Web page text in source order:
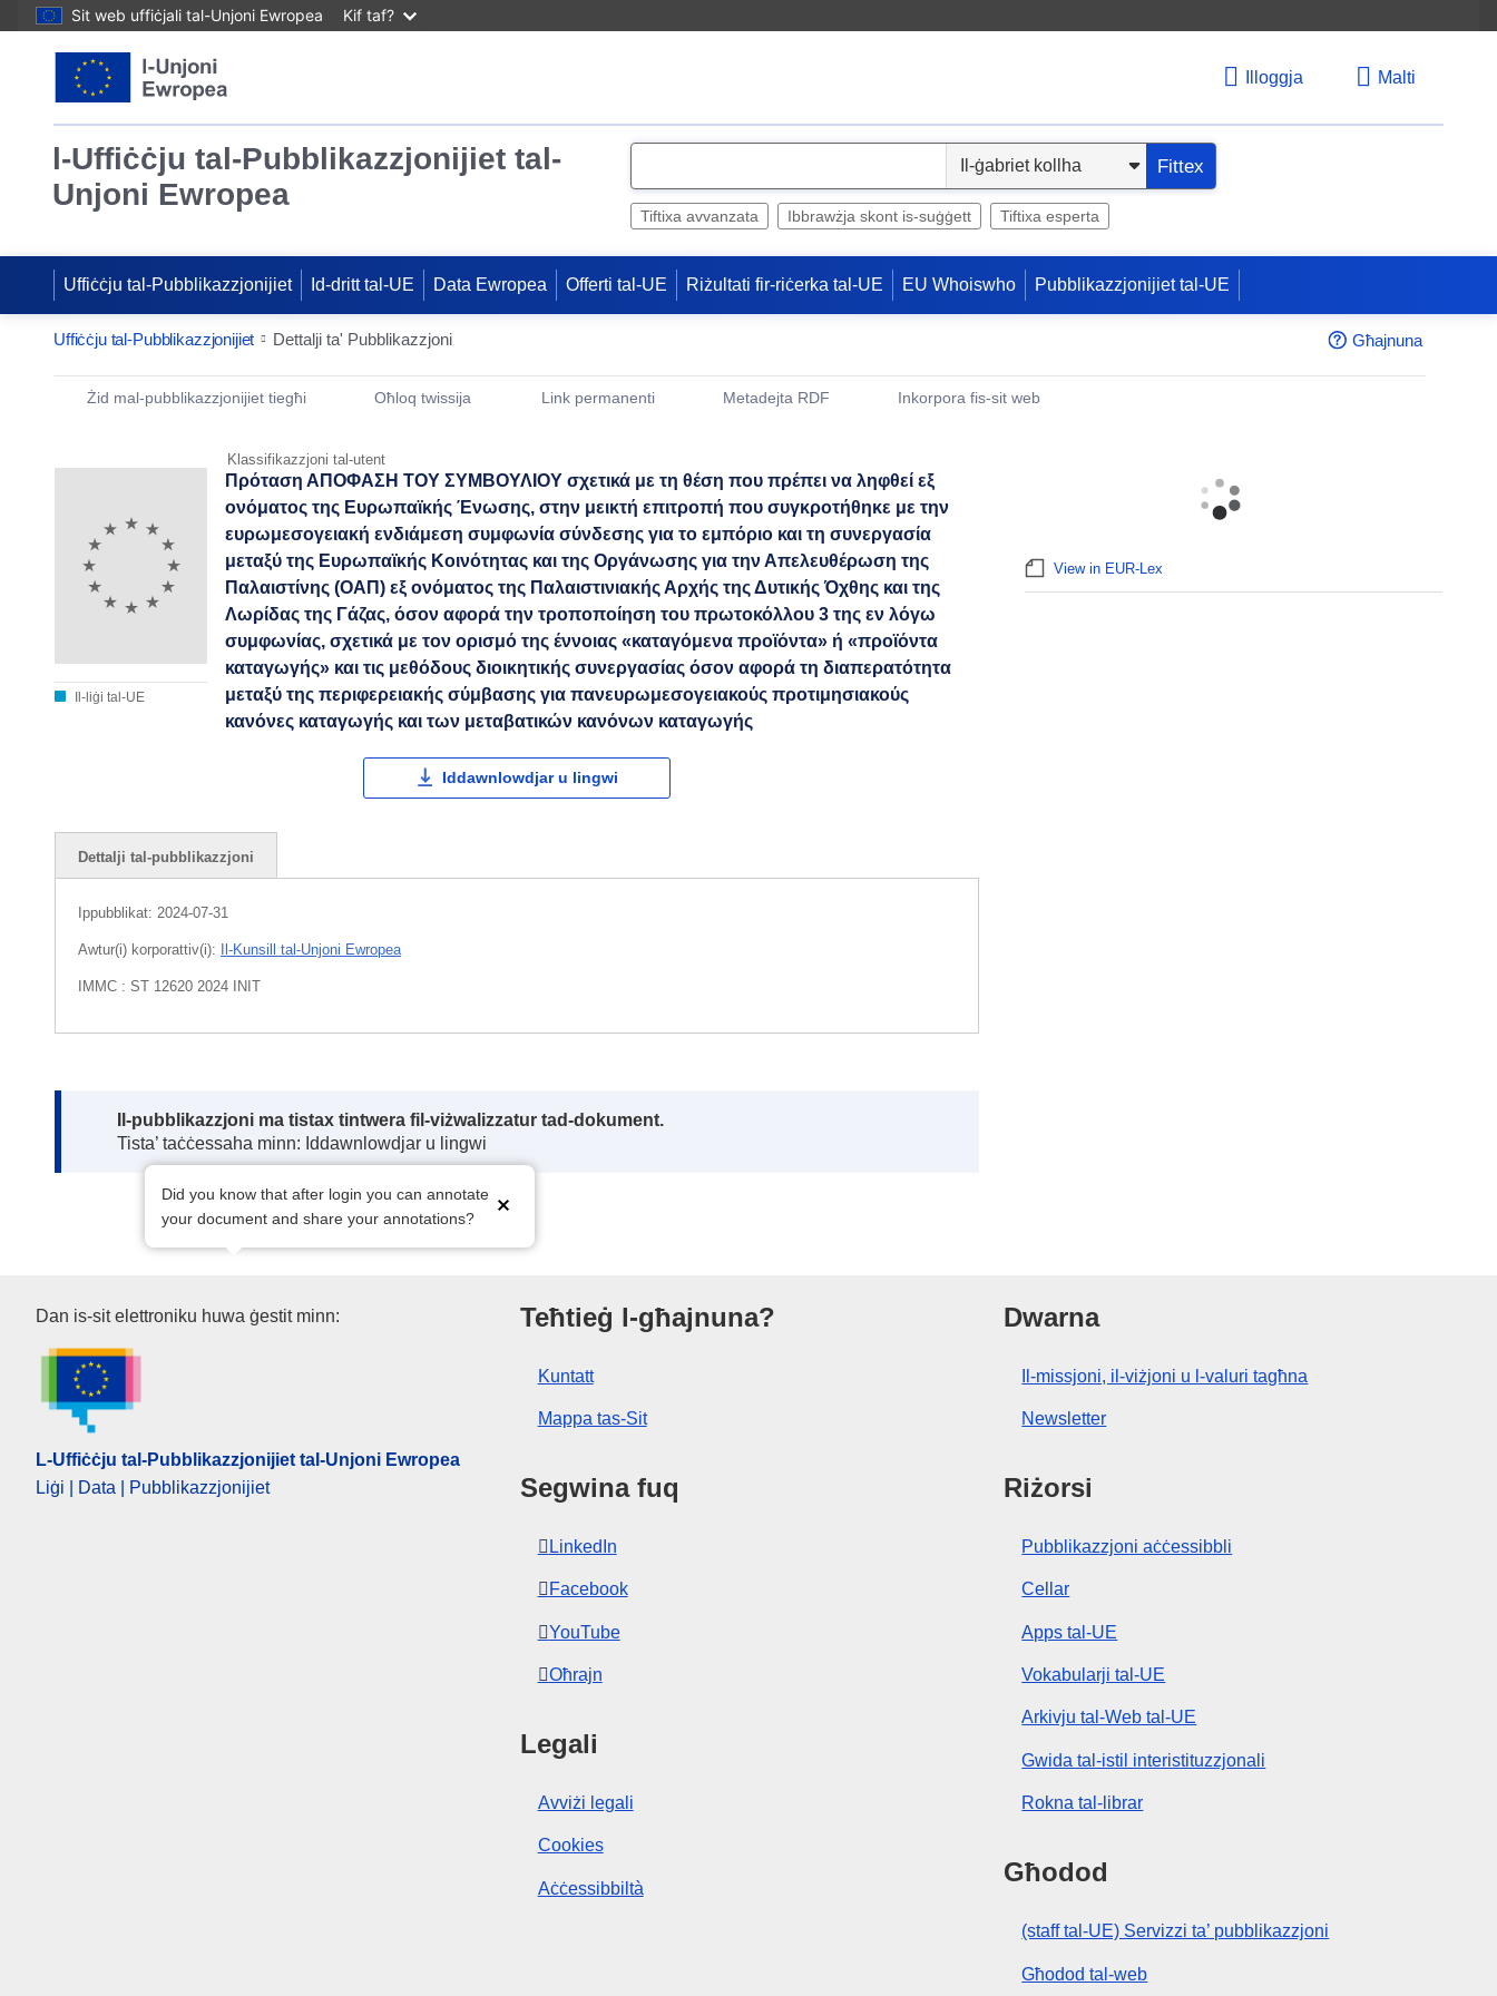
Sit web uffiċjali tal-Unjoni Ewropea Kif taf?
Illoggja Malti
l-Uffiċċju tal-Pubblikazzjonijiet tal-
Unjoni Ewropea
e
Fittex
Tiftixa avvanzata Ibbrawżja skont is-suġġett Tiftixa esperta
Uffiċċju tal-Pubblikazzjonijiet Id-dritt tal-UE Data Ewropea Offerti tal-UE Riżultati fir-riċerka tal-UE EU Whoiswho Pubblikazzjonijiet tal-UE
Uffiċċju tal-Pubblikazzjonijiet Dettalji ta' Pubblikazzjoni Għajnuna
Publication Detail Actions Portlet
Żid mal-pubblikazzjonijiet tiegħi Oħloq twissija Link permanenti
Metadejta RDF
Inkorpora fis-sit web
Klassifikazzjoni tal-utent
Il-liġi tal-UE
Πρόταση ΑΠΟΦΑΣΗ ΤΟΥ ΣΥΜΒΟΥΛΙΟΥ σχετικά με τη θέση που πρέπει να ληφθεί εξ
ονόματος της Ευρωπαϊκής Ένωσης, στην μεικτή επιτροπή που συγκροτήθηκε με την
ευρωμεσογειακή ενδιάμεση συμφωνία σύνδεσης για το εμπόριο και τη συνεργασία
μεταξύ της Ευρωπαϊκής Κοινότητας και της Οργάνωσης για την Απελευθέρωση της
Παλαιστίνης (ΟΑΠ) εξ ονόματος της Παλαιστινιακής Αρχής της Δυτικής Όχθης και της
Λωρίδας της Γάζας, όσον αφορά την τροποποίηση του πρωτοκόλλου 3 της εν λόγω
συμφωνίας, σχετικά με τον ορισμό της έννοιας «καταγόμενα προϊόντα» ή «προϊόντα
καταγωγής» και τις μεθόδους διοικητικής συνεργασίας όσον αφορά τη διαπερατότητα
μεταξύ της περιφερειακής σύμβασης για πανευρωμεσογειακούς προτιμησιακούς
κανόνες καταγωγής και των μεταβατικών κανόνων καταγωγής
Iddawnlowdjar u lingwi
Dettalji tal-pubblikazzjoni
Ippubblikat: 2024-07-31
Awtur(i) korporattiv(i): Il-Kunsill tal-Unjoni Ewropea
IMMC : ST 12620 2024 INIT
Note:
Il-pubblikazzjoni ma tistax tintwera fil-viżwalizzatur tad-dokument.
Tista’ taċċessaha minn: Iddawnlowdjar u lingwi
Did you know that after login you can annotate
your document and share your annotations?
View in EUR-Lex
L-Uffiċċju tal-Pubblikazzjonijiet tal-Unjoni Ewropea
Dan is-sit elettroniku huwa ġestit minn:
L-Uffiċċju tal-Pubblikazzjonijiet tal-Unjoni Ewropea
Liġi | Data | Pubblikazzjonijiet
Teħtieġ l-għajnuna?
Kuntatt
Mappa tas-Sit
Segwina fuq
LinkedIn
Facebook
YouTube
Oħrajn
Legali
Avviżi legali
Cookies
Aċċessibbiltà
Dwarna
Il-missjoni, il-viżjoni u l-valuri tagħna
Newsletter
Riżorsi
Pubblikazzjoni aċċessibbli
Cellar
Apps tal-UE
Vokabularji tal-UE
Arkivju tal-Web tal-UE
Gwida tal-istil interistituzzjonali
Rokna tal-librar
Għodod
(staff tal-UE) Servizzi ta’ pubblikazzjoni
Għodod tal-web